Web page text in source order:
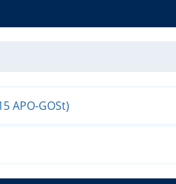
APO-GOSt)